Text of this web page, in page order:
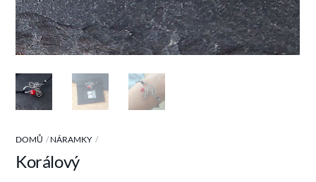
DOMŮ NÁRAMKY
Korálový